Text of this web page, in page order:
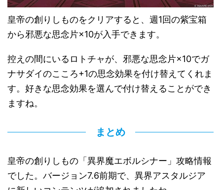
皇帝の創りしものをクリアすると、週1回の紫宝箱
から邪悪な思念片×10が入手できます。
控えの間にいるロトチャが、邪悪な思念片×10でガ
ナサダイのこころ+1の思念効果を付け替えてくれま
す。好きな思念効果を選んで付け替えることができ
ますね。
まとめ
皇帝の創りしもの「異界魔エボルシナー」攻略情報
でした。バージョン7.6前期で、異界アスタルジア